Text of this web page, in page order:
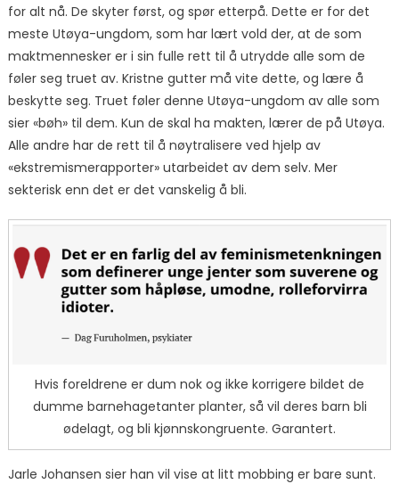
for alt nå. De skyter først, og spør etterpå. Dette er for det
meste Utøya-ungdom, som har lært vold der, at de som
maktmennesker er i sin fulle rett til å utrydde alle som de
føler seg truet av. Kristne gutter må vite dette, og lære å
beskytte seg. Truet føler denne Utøya-ungdom av alle som
sier «bøh» til dem. Kun de skal ha makten, lærer de på Utøya.
Alle andre har de rett til å nøytralisere ved hjelp av
«ekstremismerapporter» utarbeidet av dem selv. Mer
sekterisk enn det er det vanskelig å bli.
Hvis foreldrene er dum nok og ikke korrigere bildet de
dumme barnehagetanter planter, så vil deres barn bli
ødelagt, og bli kjønnskongruente. Garantert.
Jarle Johansen sier han vil vise at litt mobbing er bare sunt.